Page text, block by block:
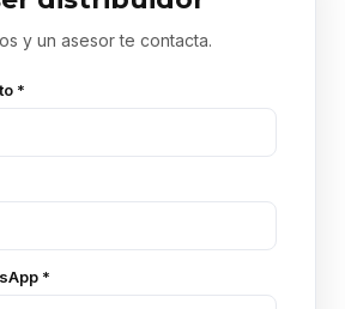
y un asesor te contacta.
*
*